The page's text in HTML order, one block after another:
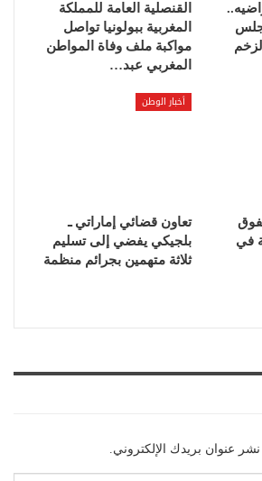
الزخم
القنصلية العامة للمملكة
المغربية ببولونيا تواصل
مواكبة ملف وفاة المواطن
المغربي عبد…
في
أخبار الوطن
تعاون قضائي إماراتي ـ
بلجيكي يفضي إلى تسليم
ثلاثة متهمين بجرائم منظمة
عنوان بريدك الإلكتروني.